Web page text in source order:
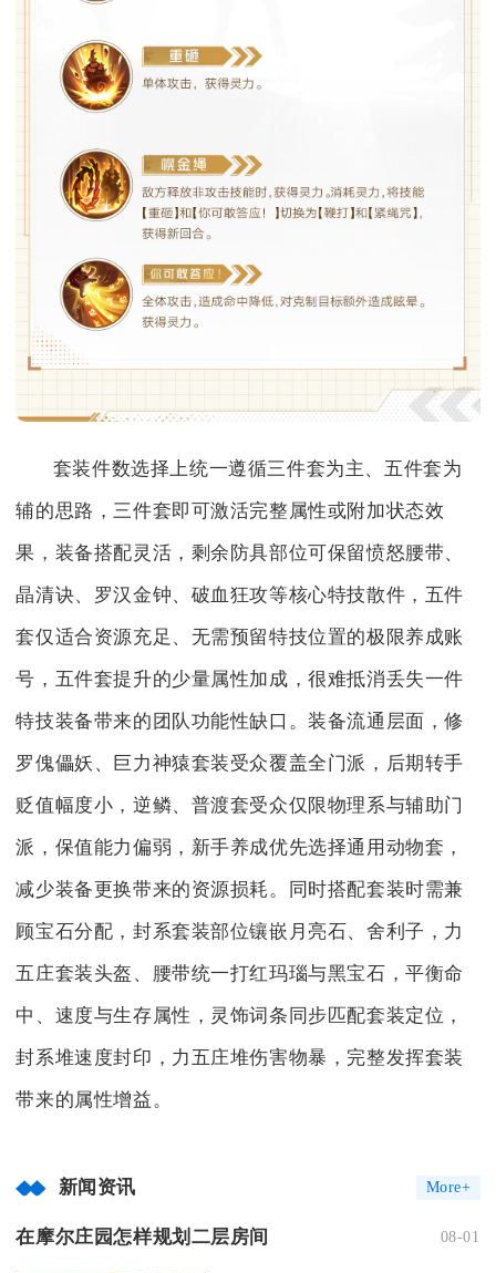
套装件数选择上统一遵循三件套为主、五件套为
辅的思路，三件套即可激活完整属性或附加状态效
果，装备搭配灵活，剩余防具部位可保留愤怒腰带、
晶清诀、罗汉金钟、破血狂攻等核心特技散件，五件
套仅适合资源充足、无需预留特技位置的极限养成账
号，五件套提升的少量属性加成，很难抵消丢失一件
特技装备带来的团队功能性缺口。装备流通层面，修
罗傀儡妖、巨力神猿套装受众覆盖全门派，后期转手
贬值幅度小，逆鳞、普渡套受众仅限物理系与辅助门
派，保值能力偏弱，新手养成优先选择通用动物套，
减少装备更换带来的资源损耗。同时搭配套装时需兼
顾宝石分配，封系套装部位镶嵌月亮石、舍利子，力
五庄套装头盔、腰带统一打红玛瑙与黑宝石，平衡命
中、速度与生存属性，灵饰词条同步匹配套装定位，
封系堆速度封印，力五庄堆伤害物暴，完整发挥套装
带来的属性增益。
新闻资讯 More+
在摩尔庄园怎样规划二层房间 08-01